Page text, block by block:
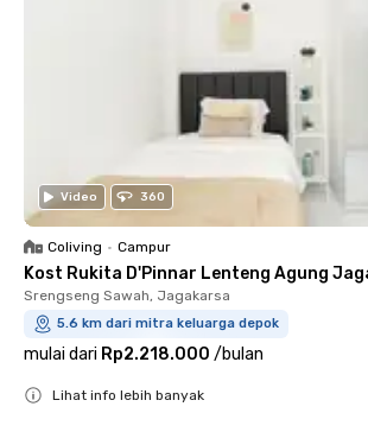
Video 360
Coliving • Campur
Kost Rukita D'Pinnar Lenteng Agung
Srengseng Sawah, Jagakarsa
5.6 km dari mitra keluarga depok
mulai dari Rp2.218.000 /bulan
Lihat info lebih banyak